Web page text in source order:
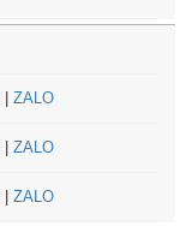
ZALO
ZALO
ZALO